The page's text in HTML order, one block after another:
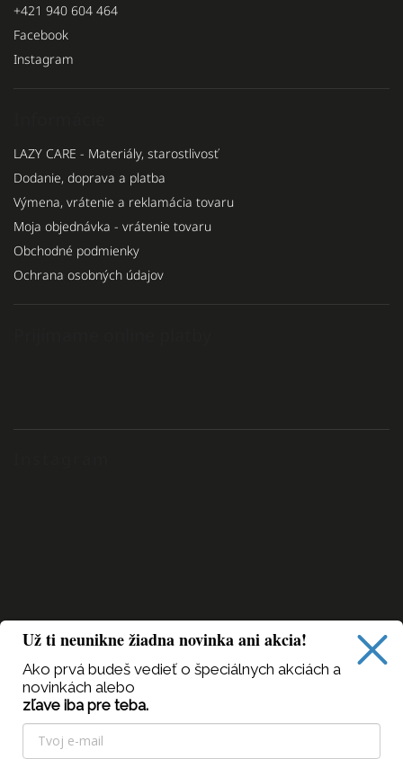
Sledovať na Instagrame
+421 940 604 464
Facebook
Instagram
LAZY CARE - Materiály, starostlivosť
Dodanie, doprava a platba
Výmena, vrátenie a reklamácia tovaru
Moja objednávka - vrátenie tovaru
Obchodné podmienky
Ochrana osobných údajov
Už ti neunikne žiadna novinka ani akcia!
Ako prvá budeš vedieť o špeciálnych akciách a
novinkách alebo
zľave iba pre teba.